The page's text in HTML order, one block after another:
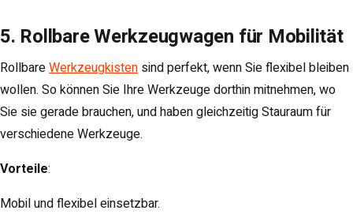
5. Rollbare Werkzeugwagen für Mobilität
RollbareWerkzeugkisten sind perfekt, wenn Sie flexibel bleiben
wollen. So können Sie Ihre Werkzeuge dorthin mitnehmen, wo
Sie sie gerade brauchen, und haben gleichzeitig Stauraum für
verschiedene Werkzeuge.
Vorteile:
Mobil und flexibel einsetzbar.